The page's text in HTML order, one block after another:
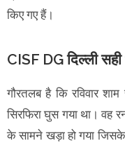
किए गए हैं।
CISF DG दिल्ली सही
गौरतलब है कि रविवार शाम
सिरफिरा घुस गया था।
के सामने खड़ा हो गया